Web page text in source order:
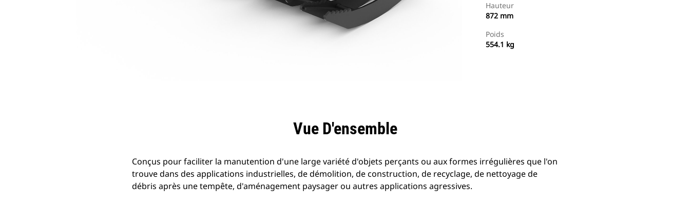
Hauteur
872 mm
Poids
554.1 kg
Vue D'ensemble
Conçus pour faciliter la manutention d'une large variété d'objets perçants ou aux formes irrégulières que l'on
trouve dans des applications industrielles, de démolition, de construction, de recyclage, de nettoyage de
débris après une tempête, d'aménagement paysager ou autres applications agressives.